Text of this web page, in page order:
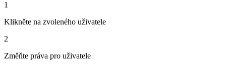
1
Klikněte na zvoleného uživatele
2
Změňte práva pro uživatele